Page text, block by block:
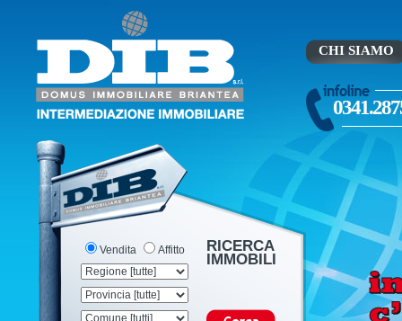
CHI SIAMO
Vendita Affitto RICERCA
IMMOBILI